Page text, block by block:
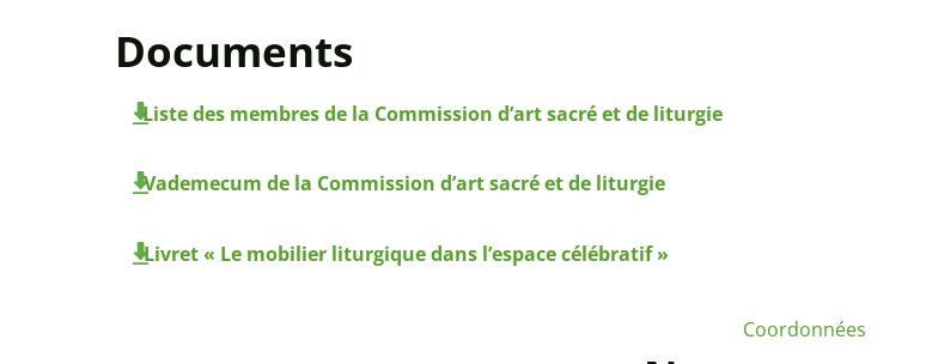
Documents
Liste des membres de la Commission d’art sacré et de liturgie
Vademecum de la Commission d’art sacré et de liturgie
Livret « Le mobilier liturgique dans l’espace célébratif »
Coordonnées